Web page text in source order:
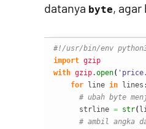
datanya byte,
#!/usr/bin/env
import gzip
with gzip.open(
for line in lines:
# ubah byte
      strline
= str(
# ambil angka